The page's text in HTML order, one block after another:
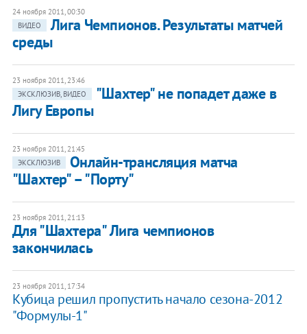
24 ноября 2011, 00:30
ВИДЕО
Лига Чемпионов. Результаты матчей
среды
23 ноября 2011, 23:46
ЭКСКЛЮЗИВ, ВИДЕО
"Шахтер" не попадет даже в
Лигу Европы
23 ноября 2011, 21:45
ЭКСКЛЮЗИВ
Онлайн-трансляция матча
"Шахтер" – "Порту"
23 ноября 2011, 21:13
Для "Шахтера" Лига чемпионов
закончилась
23 ноября 2011, 17:34
Кубица решил пропустить начало сезона-2012
"Формулы-1"